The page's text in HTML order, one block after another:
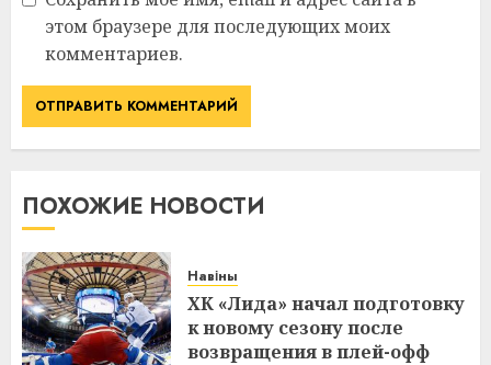
этом браузере для последующих моих
комментариев.
ПОХОЖИЕ НОВОСТИ
Навіны
ХК «Лида» начал подготовку
к новому сезону после
возвращения в плей-офф